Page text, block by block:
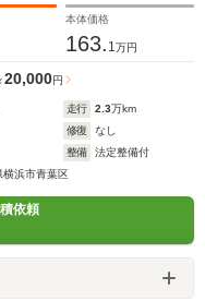
本体価格
163. 1万円
20,000円
走行 2.3万km
修復
なし
整備
法定整備付
横浜市青葉区
依頼